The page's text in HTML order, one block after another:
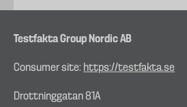
Testfakta Group Nordic AB
Consumer site: https://testfakta.se
Drottninggatan 81A